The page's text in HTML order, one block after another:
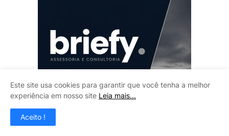
Este site usa cookies para garantir que você tenha a melhor
experiência em nosso site Leia mais...
Aceito !